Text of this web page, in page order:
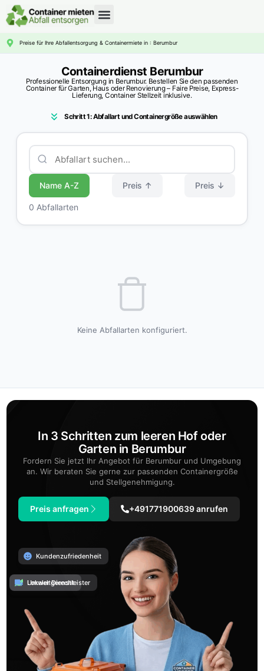
Preise für Ihre Abfallentsorgung & Containermiete in : Berumbur
Containerdienst Berumbur
Professionelle Entsorgung in Berumbur. Bestellen Sie den passenden
Container für Garten, Haus oder Renovierung – Faire Preise, Express-
Lieferung, Container Stellzeit inklusive.
Schritt 1: Abfallart und Containergröße auswählen
Name A-Z Preis ↑ Preis ↓
0 Abfallarten
Keine Abfallarten konfiguriert.
In 3 Schritten zum leeren Hof oder
Garten in Berumbur
Fordern Sie jetzt Ihr Angebot für Berumbur und Umgebung
an. Wir beraten Sie gerne zur passenden Containergröße
und Stellgenehmigung.
Preis anfragen +491771900639 anrufen
Kundenzufriedenheit
Umweltgerecht
Lokaler Dienstleister